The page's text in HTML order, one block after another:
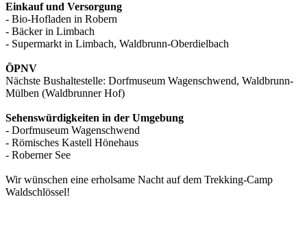
Einkauf und Versorgung
- Bio-Hofladen in Robern
- Bäcker in Limbach
- Supermarkt in Limbach, Waldbrunn-Oberdielbach
ÖPNV
Nächste Bushaltestelle: Dorfmuseum Wagenschwend, Waldbrunn-
Mülben (Waldbrunner Hof)
Sehenswürdigkeiten in der Umgebung
- Dorfmuseum Wagenschwend
- Römisches Kastell Hönehaus
- Roberner See
Wir wünschen eine erholsame Nacht auf dem Trekking-Camp
Waldschlössel!